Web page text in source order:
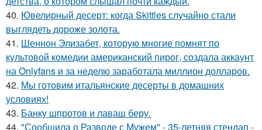
40. Ювелирный десерт: когда Skittles случайно стали
выглядеть дороже золота.
41. Шеннон Элизабет, которую многие помнят по
культовой комедии американский пирог, создала аккаунт
на Onlyfans и за неделю заработала миллион долларов.
42. Мы готовим итальянские десерты в домашних
условиях!
43. Банку шпротов и лаваш беру.
44. "Сообщила о Разводе с Мужем" - 35-летняя стендап -